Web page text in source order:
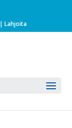
| Lahjoita